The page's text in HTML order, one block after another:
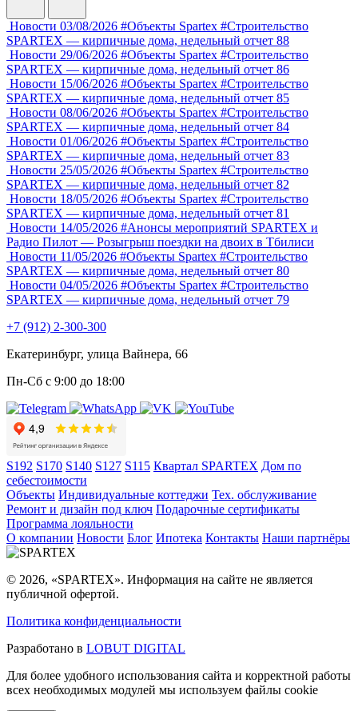
Новости 03/08/2026 #Объекты Spartex #Строительство
SPARTEX — кирпичные дома, недельный отчет 88
Новости 29/06/2026 #Объекты Spartex #Строительство
SPARTEX — кирпичные дома, недельный отчет 86
Новости 15/06/2026 #Объекты Spartex #Строительство
SPARTEX — кирпичные дома, недельный отчет 85
Новости 08/06/2026 #Объекты Spartex #Строительство
SPARTEX — кирпичные дома, недельный отчет 84
Новости 01/06/2026 #Объекты Spartex #Строительство
SPARTEX — кирпичные дома, недельный отчет 83
Новости 25/05/2026 #Объекты Spartex #Строительство
SPARTEX — кирпичные дома, недельный отчет 82
Новости 18/05/2026 #Объекты Spartex #Строительство
SPARTEX — кирпичные дома, недельный отчет 81
Новости 14/05/2026 #Анонсы мероприятий SPARTEX и
Радио Пилот — Розыгрыш поездки на двоих в Тбилиси
Новости 11/05/2026 #Объекты Spartex #Строительство
SPARTEX — кирпичные дома, недельный отчет 80
Новости 04/05/2026 #Объекты Spartex #Строительство
SPARTEX — кирпичные дома, недельный отчет 79
+7 (912) 2-300-300
Екатеринбург, улица Вайнера, 66
Пн-Сб с 9:00 до 18:00
S192 S170 S140 S127 S115 Квартал SPARTEX Дом по
себестоимости
Объекты Индивидуальные коттеджи Тех. обслуживание
Ремонт и дизайн под ключ Подарочные сертификаты
Программа лояльности
О компании Новости Блог Ипотека Контакты Наши партнёры
© 2026, «SPARTEX». Информация на сайте не является
публичной офертой.
Политика конфиденциальности
Разработано в LOBUT DIGITAL
Для более удобного использования сайта и корректной работы
всех необходимых модулей мы используем файлы cookie